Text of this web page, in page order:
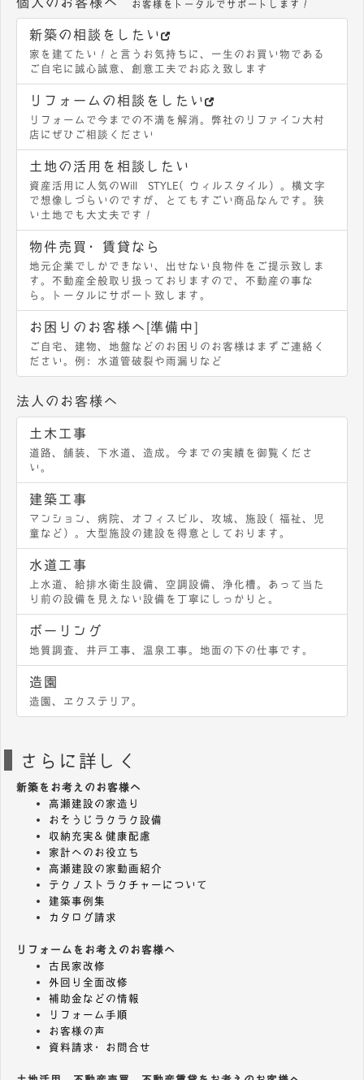
お客様をトータルでサポートします！
新築の相談をしたい
家を建てたい！と言うお気持ちに、一生のお買い物である
ご自宅に誠心誠意、創意工夫でお応え致します
リフォームの相談をしたい
リフォームで今までの不満を解消。弊社のリファイン大村
店にぜひご相談ください
土地の活用を相談したい
資産活用に人気のWill STYLE（ウィルスタイル）。横文字
で想像しづらいのですが、とてもすごい商品なんです。狭
い土地でも大丈夫です！
物件売買・賃貸なら
地元企業でしかできない、出せない良物件をご提示致しま
す。不動産全般取り扱っておりますので、不動産の事な
ら。トータルにサポート致します。
お困りのお客様へ[準備中]
ご自宅、建物、地盤などのお困りのお客様はまずご連絡く
ださい。例：水道管破裂や雨漏りなど
法人のお客様へ
土木工事
道路、舗装、下水道、造成。今までの実績を御覧くださ
い。
建築工事
マンション、病院、オフィスビル、攻城、施設（福祉、児
童など）。大型施設の建設を得意としております。
水道工事
上水道、給排水衛生設備、空調設備、浄化槽。あって当た
り前の設備を見えない設備を丁寧にしっかりと。
ボーリング
地質調査、井戸工事、温泉工事。地面の下の仕事です。
造園
造園、エクステリア。
さらに詳しく
新築をお考えのお客様へ
高瀬建設の家造り
おそうじラクラク設備
収納充実＆健康配慮
家計へのお役立ち
高瀬建設の家動画紹介
テクノストラクチャーについて
建築事例集
カタログ請求
リフォームをお考えのお客様へ
古民家改修
外回り全面改修
補助金などの情報
リフォーム手順
お客様の声
資料請求・お問合せ